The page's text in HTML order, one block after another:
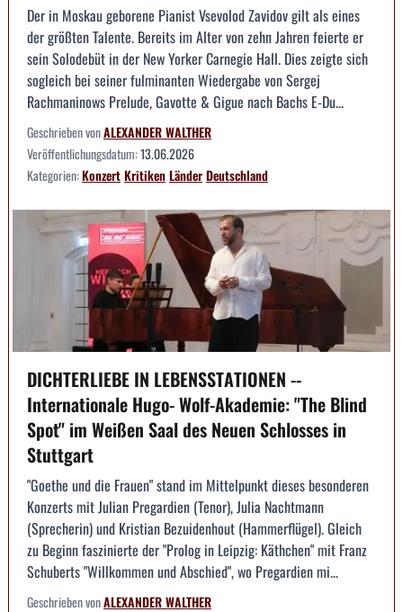
Der in Moskau geborene Pianist Vsevolod Zavidov gilt als eines
der größten Talente. Bereits im Alter von zehn Jahren feierte er
sein Solodebüt in der New Yorker Carnegie Hall. Dies zeigte sich
sogleich bei seiner fulminanten Wiedergabe von Sergej
Rachmaninows Prelude, Gavotte & Gigue nach Bachs E-Du...
Geschrieben vonALEXANDER WALTHER
Veröffentlichungsdatum:13.06.2026
Kategorien:KonzertKritikenLänderDeutschland
DICHTERLIEBE IN LEBENSSTATIONEN --
Internationale Hugo- Wolf-Akademie: "The Blind
Spot" im Weißen Saal des Neuen Schlosses in
Stuttgart
"Goethe und die Frauen" stand im Mittelpunkt dieses besonderen
Konzerts mit Julian Pregardien (Tenor), Julia Nachtmann
(Sprecherin) und Kristian Bezuidenhout (Hammerflügel). Gleich
zu Beginn faszinierte der "Prolog in Leipzig: Käthchen" mit Franz
Schuberts "Willkommen und Abschied", wo Pregardien mi...
Geschrieben vonALEXANDER WALTHER